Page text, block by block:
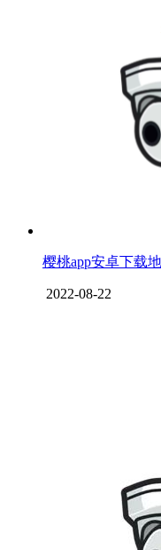
樱桃app安卓下载地
2022-08-22